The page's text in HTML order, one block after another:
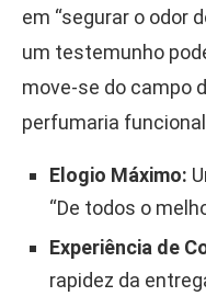
em “segurar o odor
um testemunho
move-se do campo
perfumaria
Elogio Máximo:
“De todos o
Experiência de
rapidez da